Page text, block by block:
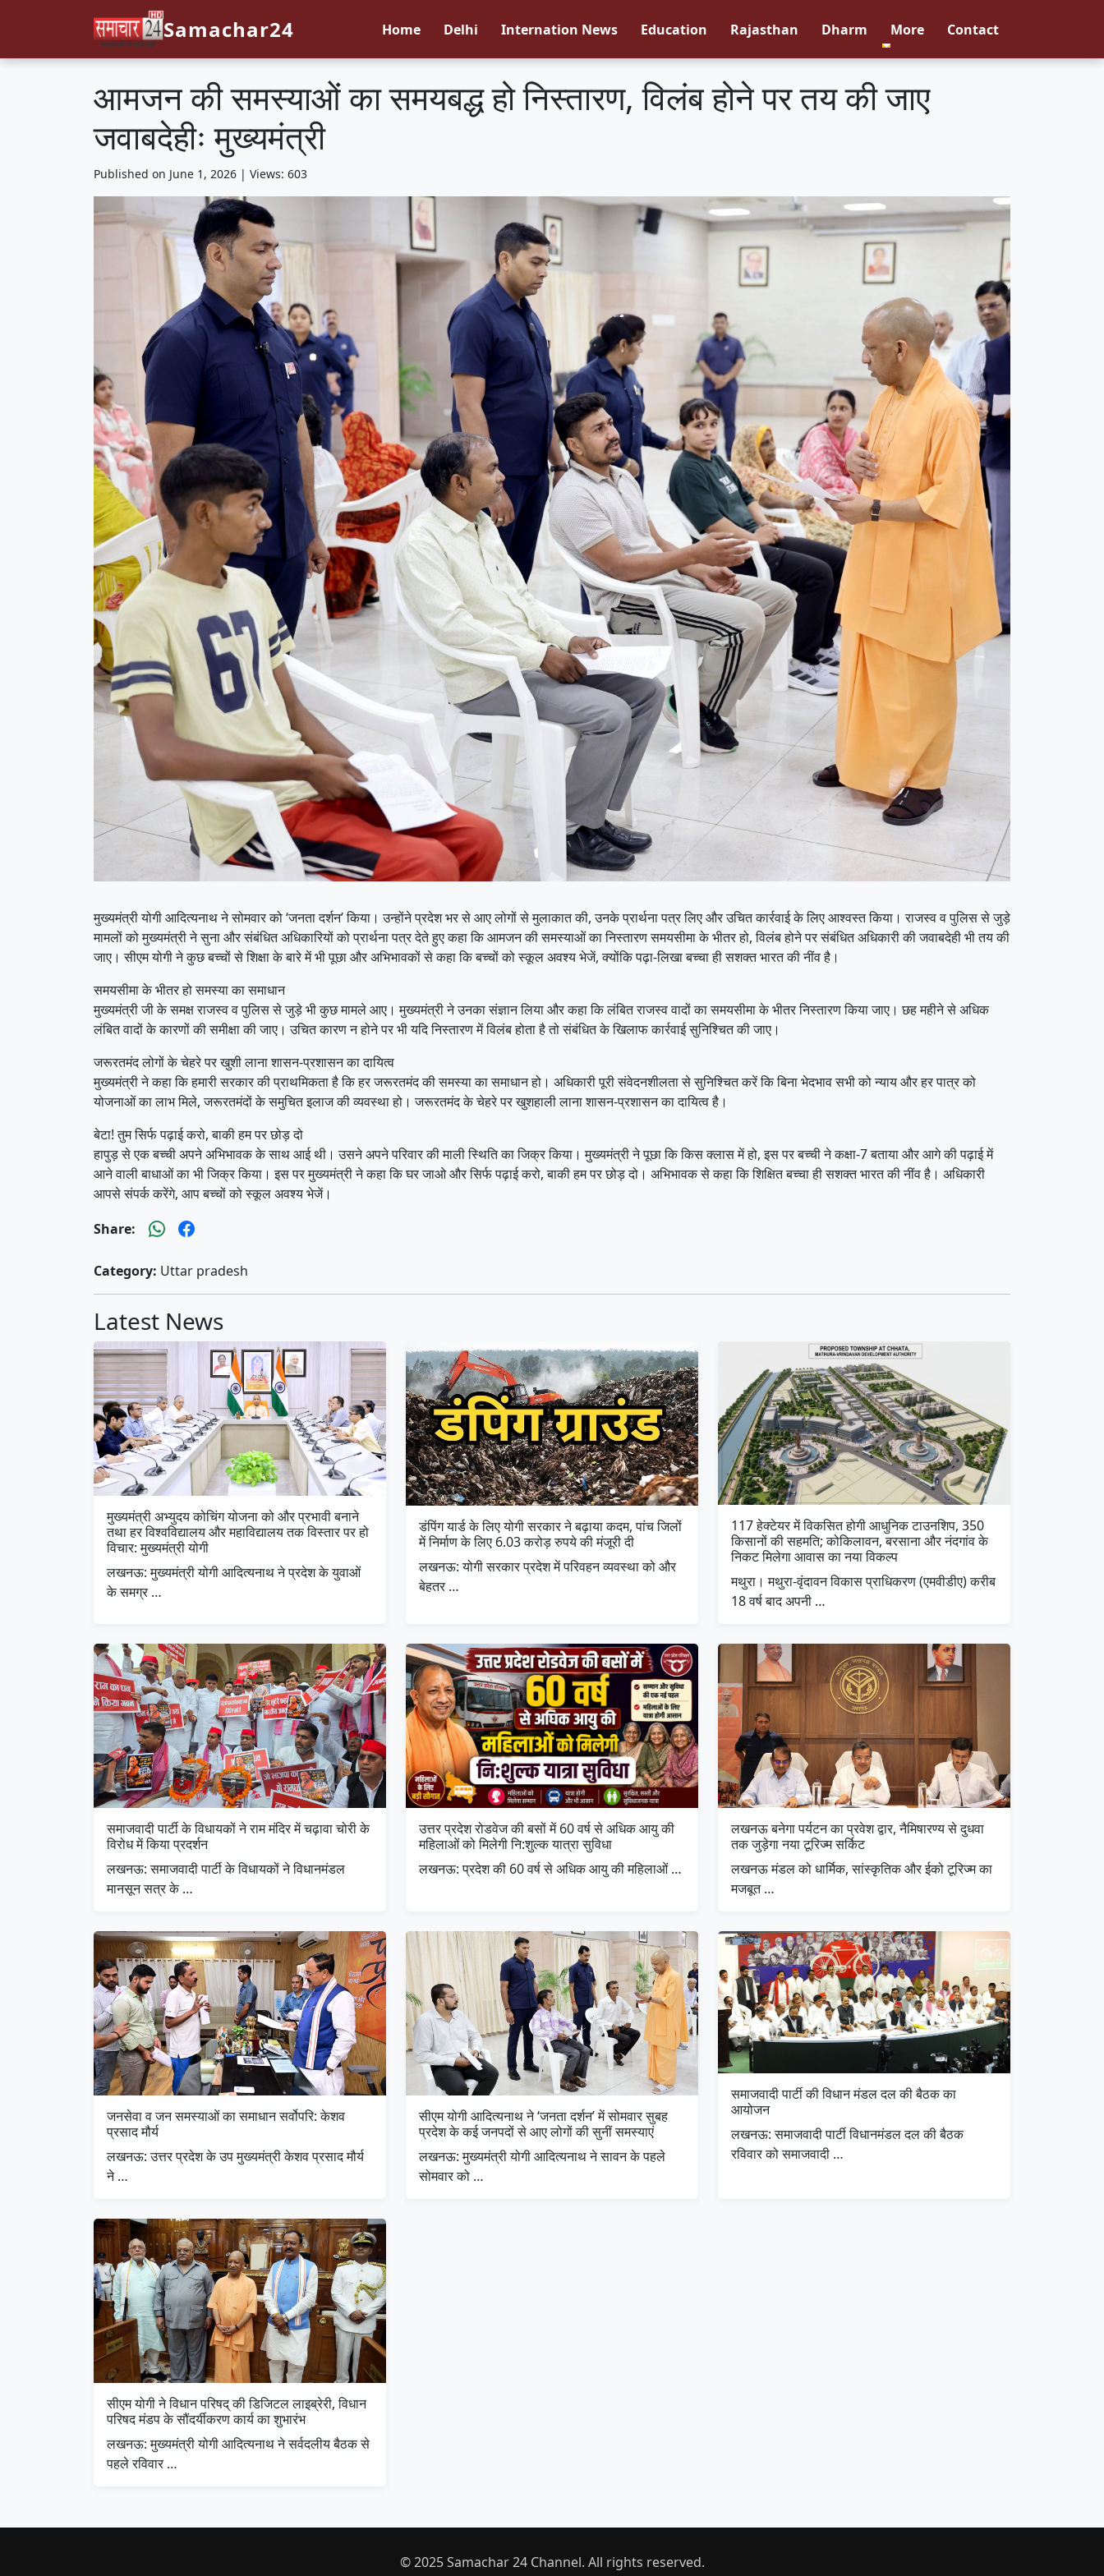
Samachar24 Home Delhi Internation News Education Rajasthan Dharm More Contact
आमजन की समस्याओं का समयबद्ध हो निस्तारण, विलंब होने पर तय की जाए
जवाबदेहीः मुख्यमंत्री
Published on June 1, 2026 | Views: 603
मुख्यमंत्री योगी आदित्यनाथ ने सोमवार को ‘जनता दर्शन’ किया। उन्होंने प्रदेश भर से आए लोगों से मुलाकात की, उनके प्रार्थना पत्र लिए और उचित कार्रवाई के लिए आश्वस्त किया। राजस्व व पुलिस से जुड़े
मामलों को मुख्यमंत्री ने सुना और संबंधित अधिकारियों को प्रार्थना पत्र देते हुए कहा कि आमजन की समस्याओं का निस्तारण समयसीमा के भीतर हो, विलंब होने पर संबंधित अधिकारी की जवाबदेही भी तय की
जाए। सीएम योगी ने कुछ बच्चों से शिक्षा के बारे में भी पूछा और अभिभावकों से कहा कि बच्चों को स्कूल अवश्य भेजें, क्योंकि पढ़ा-लिखा बच्चा ही सशक्त भारत की नींव है।
समयसीमा के भीतर हो समस्या का समाधान
मुख्यमंत्री जी के समक्ष राजस्व व पुलिस से जुड़े भी कुछ मामले आए। मुख्यमंत्री ने उनका संज्ञान लिया और कहा कि लंबित राजस्व वादों का समयसीमा के भीतर निस्तारण किया जाए। छह महीने से अधिक
लंबित वादों के कारणों की समीक्षा की जाए। उचित कारण न होने पर भी यदि निस्तारण में विलंब होता है तो संबंधित के खिलाफ कार्रवाई सुनिश्चित की जाए।
जरूरतमंद लोगों के चेहरे पर खुशी लाना शासन-प्रशासन का दायित्व
मुख्यमंत्री ने कहा कि हमारी सरकार की प्राथमिकता है कि हर जरूरतमंद की समस्या का समाधान हो। अधिकारी पूरी संवेदनशीलता से सुनिश्चित करें कि बिना भेदभाव सभी को न्याय और हर पात्र को
योजनाओं का लाभ मिले, जरूरतमंदों के समुचित इलाज की व्यवस्था हो। जरूरतमंद के चेहरे पर खुशहाली लाना शासन-प्रशासन का दायित्व है।
बेटा! तुम सिर्फ पढ़ाई करो, बाकी हम पर छोड़ दो
हापुड़ से एक बच्ची अपने अभिभावक के साथ आई थी। उसने अपने परिवार की माली स्थिति का जिक्र किया। मुख्यमंत्री ने पूछा कि किस क्लास में हो, इस पर बच्ची ने कक्षा-7 बताया और आगे की पढ़ाई में
आने वाली बाधाओं का भी जिक्र किया। इस पर मुख्यमंत्री ने कहा कि घर जाओ और सिर्फ पढ़ाई करो, बाकी हम पर छोड़ दो। अभिभावक से कहा कि शिक्षित बच्चा ही सशक्त भारत की नींव है। अधिकारी
आपसे संपर्क करेंगे, आप बच्चों को स्कूल अवश्य भेजें।
Share:
Category: Uttar pradesh
Latest News
मुख्यमंत्री अभ्युदय कोचिंग योजना को और प्रभावी बनाने
तथा हर विश्वविद्यालय और महाविद्यालय तक विस्तार पर हो
विचार: मुख्यमंत्री योगी
लखनऊ: मुख्यमंत्री योगी आदित्यनाथ ने प्रदेश के युवाओं
के समग्र …
डंपिंग यार्ड के लिए योगी सरकार ने बढ़ाया कदम, पांच जिलों
में निर्माण के लिए 6.03 करोड़ रुपये की मंजूरी दी
लखनऊ: योगी सरकार प्रदेश में परिवहन व्यवस्था को और
बेहतर …
117 हेक्टेयर में विकसित होगी आधुनिक टाउनशिप, 350
किसानों की सहमति; कोकिलावन, बरसाना और नंदगांव के
निकट मिलेगा आवास का नया विकल्प
मथुरा। मथुरा-वृंदावन विकास प्राधिकरण (एमवीडीए) करीब
18 वर्ष बाद अपनी …
समाजवादी पार्टी के विधायकों ने राम मंदिर में चढ़ावा चोरी के
विरोध में किया प्रदर्शन
लखनऊ: समाजवादी पार्टी के विधायकों ने विधानमंडल
मानसून सत्र के …
उत्तर प्रदेश रोडवेज की बसों में 60 वर्ष से अधिक आयु की
महिलाओं को मिलेगी नि:शुल्क यात्रा सुविधा
लखनऊ: प्रदेश की 60 वर्ष से अधिक आयु की महिलाओं …
लखनऊ बनेगा पर्यटन का प्रवेश द्वार, नैमिषारण्य से दुधवा
तक जुड़ेगा नया टूरिज्म सर्किट
लखनऊ मंडल को धार्मिक, सांस्कृतिक और ईको टूरिज्म का
मजबूत …
जनसेवा व जन समस्याओं का समाधान सर्वोपरि: केशव
प्रसाद मौर्य
लखनऊ: उत्तर प्रदेश के उप मुख्यमंत्री केशव प्रसाद मौर्य
ने …
सीएम योगी आदित्यनाथ ने ‘जनता दर्शन’ में सोमवार सुबह
प्रदेश के कई जनपदों से आए लोगों की सुनीं समस्याएं
लखनऊ: मुख्यमंत्री योगी आदित्यनाथ ने सावन के पहले
सोमवार को …
समाजवादी पार्टी की विधान मंडल दल की बैठक का
आयोजन
लखनऊ: समाजवादी पार्टी विधानमंडल दल की बैठक
रविवार को समाजवादी …
सीएम योगी ने विधान परिषद् की डिजिटल लाइब्रेरी, विधान
परिषद मंडप के सौंदर्यीकरण कार्य का शुभारंभ
लखनऊ: मुख्यमंत्री योगी आदित्यनाथ ने सर्वदलीय बैठक से
पहले रविवार …
© 2025 Samachar 24 Channel. All rights reserved.